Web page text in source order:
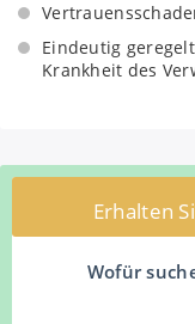
Unverzügliche
Bescheinigungen
Eindeutig
Krankheit des
Erhalten
Wofür